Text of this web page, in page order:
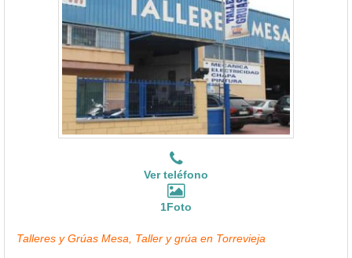
Ver teléfono
1Foto
Talleres y Grúas Mesa, Taller y grúa en Torrevieja